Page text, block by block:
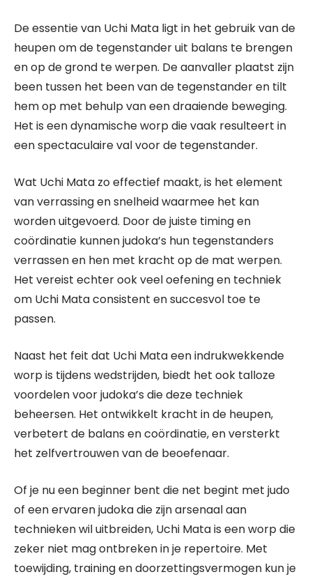
De essentie van Uchi Mata ligt in het gebruik van de
heupen om de tegenstander uit balans te brengen
en op de grond te werpen. De aanvaller plaatst zijn
been tussen het been van de tegenstander en tilt
hem op met behulp van een draaiende beweging.
Het is een dynamische worp die vaak resulteert in
een spectaculaire val voor de tegenstander.
Wat Uchi Mata zo effectief maakt, is het element
van verrassing en snelheid waarmee het kan
worden uitgevoerd. Door de juiste timing en
coördinatie kunnen judoka’s hun tegenstanders
verrassen en hen met kracht op de mat werpen.
Het vereist echter ook veel oefening en techniek
om Uchi Mata consistent en succesvol toe te
passen.
Naast het feit dat Uchi Mata een indrukwekkende
worp is tijdens wedstrijden, biedt het ook talloze
voordelen voor judoka’s die deze techniek
beheersen. Het ontwikkelt kracht in de heupen,
verbetert de balans en coördinatie, en versterkt
het zelfvertrouwen van de beoefenaar.
Of je nu een beginner bent die net begint met judo
of een ervaren judoka die zijn arsenaal aan
technieken wil uitbreiden, Uchi Mata is een worp die
zeker niet mag ontbreken in je repertoire. Met
toewijding, training en doorzettingsvermogen kun je